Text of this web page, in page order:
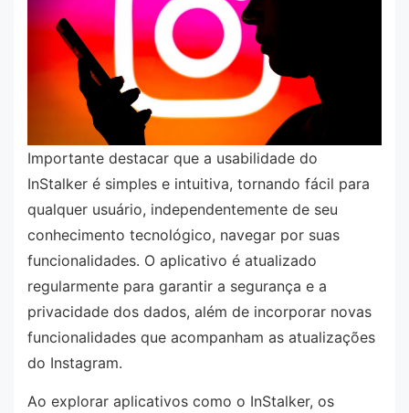
Importante destacar que a usabilidade do
InStalker é simples e intuitiva, tornando fácil para
qualquer usuário, independentemente de seu
conhecimento tecnológico, navegar por suas
funcionalidades. O aplicativo é atualizado
regularmente para garantir a segurança e a
privacidade dos dados, além de incorporar novas
funcionalidades que acompanham as atualizações
do Instagram.
Ao explorar aplicativos como o InStalker, os